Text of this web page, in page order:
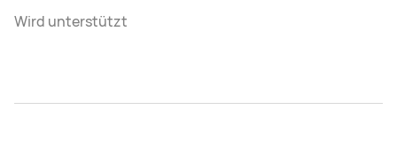
Wird unterstützt